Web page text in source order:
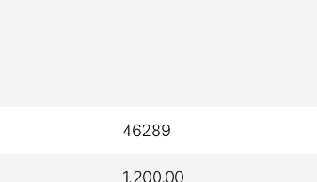
46289
1.200,00